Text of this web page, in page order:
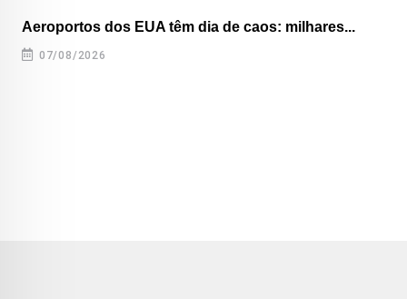
Aeroportos dos EUA têm dia de caos: milhares...
07/08/2026